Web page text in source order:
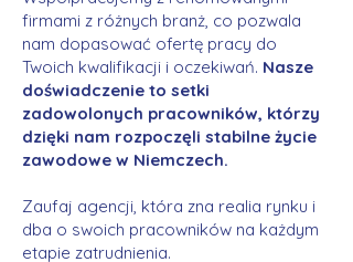
firmami z różnych branż, co pozwala
nam dopasować ofertę pracy do
Twoich kwalifikacji i oczekiwań. Nasze
doświadczenie to setki
zadowolonych pracowników, którzy
dzięki nam rozpoczęli stabilne życie
zawodowe w Niemczech.
Zaufaj agencji, która zna realia rynku i
dba o swoich pracowników na każdym
etapie zatrudnienia.